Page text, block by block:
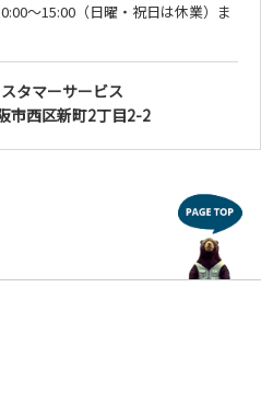
～15:00（日曜・祝日は休業）ま
タマーサービス
西区新町2丁目2-2